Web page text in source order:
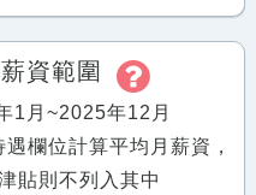
資範圍
1月~2025年12月
欄位計算平均月薪資，
貼則不列入其中